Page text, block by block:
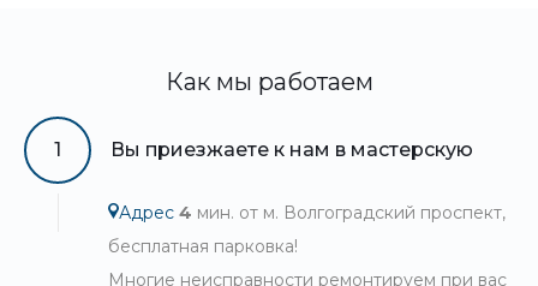
Как мы работаем
1 Вы приезжаете к нам в мастерскую
Адрес 4 мин. от м. Волгоградский проспект,
бесплатная парковка!
Многие неисправности ремонтируем при вас